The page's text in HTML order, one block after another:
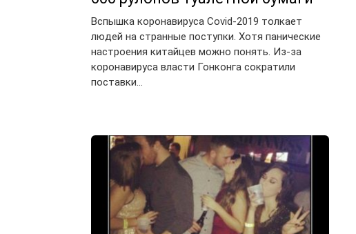
Вспышка коронавируса Covid-2019 толкает
людей на странные поступки. Хотя панические
настроения китайцев можно понять. Из-за
коронавируса власти Гонконга сократили
поставки…